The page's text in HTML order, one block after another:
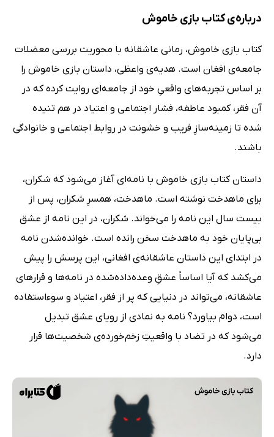
درباره‌ی کتاب بازی خاموش
کتاب بازی خاموش، رمانی عاشقانه با محوریت بررسی معضلات
جامعه‌ی افغان است. هدیه‌ی واعظی، داستان بازی خاموش را
بر اساس تجربه‌های واقعیِ خود از جامعه‌ای روایت کرده که در
آن فقر، کمبود عاطفه، فشار اجتماعی و اعتیاد در هم تنیده
شده تا زمینه‌سازِ فریب و خشونت در روابط اجتماعی و خانوادگی
باشند.
داستان کتاب بازی خاموش با نامه‌ای آغاز می‌شود که شکران،
برای ماهدخت نوشته است. ماهدخت، همسرِ شکران، پس از
بیست سال این نامه‌ را می‌خواند. شکران، در این نامه از عشق
بی‌پایان خود به ماهدخت سخن رانده است. خوانده‌شدن نامه
در ابتدای این داستان عاشقانه‌ی افغانی، این پرسش را پیش
می‌کشد که آیا اساساً عشقِ وعده‌داده‌شده در نامه‌ها و قرارهای
عاشقانه، می‌تواند در دنیایی که پر از فقر، اعتیاد و سوءاستفاده
است، دوام بیاورد؟ نامه به نمادی از رویای عشق تبدیل
می‌شود که در تضاد با واقعیتِ زخم‌خورده‌ی شخصیت‌ها قرار
دارد.